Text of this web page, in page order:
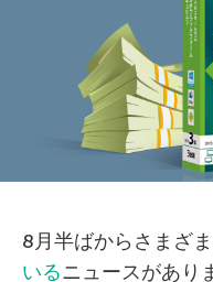
8月半ばからさまざ
いるニュースがあり